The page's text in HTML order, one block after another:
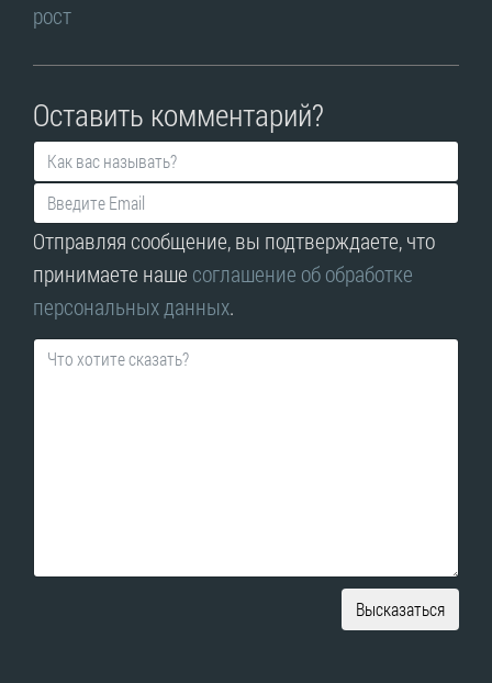
рост
Оставить комментарий?
Отправляя сообщение, вы подтверждаете, что
принимаете наше соглашение об обработке
персональных данных.
Высказаться